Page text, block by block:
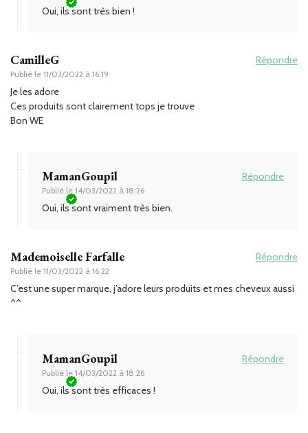
Oui, ils sont très bien !
CamilleG
Publié le 11/03/2022 à 16:19
Répondre
Je les adore
Ces produits sont clairement tops je trouve
Bon WE
MamanGoupil
Publié le 14/03/2022 à 18:26
Répondre
Oui, ils sont vraiment très bien.
Mademoiselle Farfalle
Publié le 11/03/2022 à 16:22
Répondre
C’est une super marque, j’adore leurs produits et mes cheveux aussi
^^
MamanGoupil
Publié le 14/03/2022 à 18:26
Répondre
Oui, ils sont très efficaces !